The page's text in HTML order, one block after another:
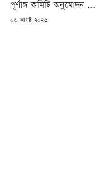
পূর্ণাঙ্গ কমিটি অনুমোদন ...
POSTED
০৩ আগষ্ট ২০২৬